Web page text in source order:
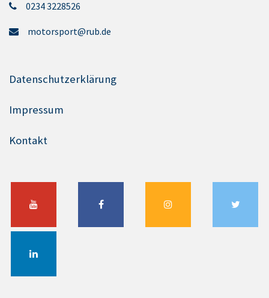
0234 3228526
motorsport@rub.de
Datenschutzerklärung
Impressum
Kontakt